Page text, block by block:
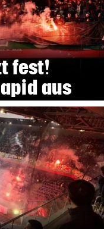
fest!
aus